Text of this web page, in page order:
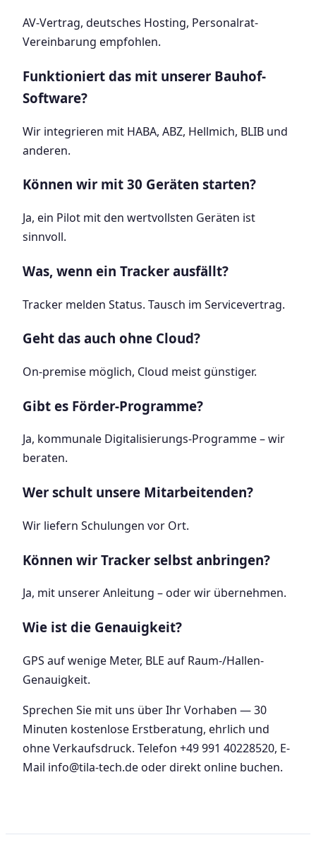
AV-Vertrag, deutsches Hosting, Personalrat-
Vereinbarung empfohlen.
Funktioniert das mit unserer Bauhof-
Software?
Wir integrieren mit HABA, ABZ, Hellmich, BLIB und
anderen.
Können wir mit 30 Geräten starten?
Ja, ein Pilot mit den wertvollsten Geräten ist
sinnvoll.
Was, wenn ein Tracker ausfällt?
Tracker melden Status. Tausch im Servicevertrag.
Geht das auch ohne Cloud?
On-premise möglich, Cloud meist günstiger.
Gibt es Förder-Programme?
Ja, kommunale Digitalisierungs-Programme – wir
beraten.
Wer schult unsere Mitarbeitenden?
Wir liefern Schulungen vor Ort.
Können wir Tracker selbst anbringen?
Ja, mit unserer Anleitung – oder wir übernehmen.
Wie ist die Genauigkeit?
GPS auf wenige Meter, BLE auf Raum-/Hallen-
Genauigkeit.
Sprechen Sie mit uns über Ihr Vorhaben — 30
Minuten kostenlose Erstberatung, ehrlich und
ohne Verkaufsdruck. Telefon +49 991 40228520, E-
Mail info@tila-tech.de oder direkt online buchen.